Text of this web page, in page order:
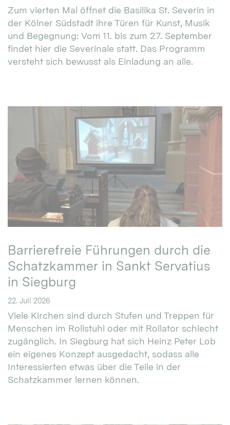
Zum vierten Mal öffnet die Basilika St. Severin in
der Kölner Südstadt ihre Türen für Kunst, Musik
und Begegnung: Vom 11. bis zum 27. September
findet hier die Severinale statt. Das Programm
versteht sich bewusst als Einladung an alle.
Barrierefreie Führungen durch die
Schatzkammer in Sankt Servatius
in Siegburg
22. Juli 2026
Viele Kirchen sind durch Stufen und Treppen für
Menschen im Rollstuhl oder mit Rollator schlecht
zugänglich. In Siegburg hat sich Heinz Peter Lob
ein eigenes Konzept ausgedacht, sodass alle
Interessierten etwas über die Teile in der
Schatzkammer lernen können.